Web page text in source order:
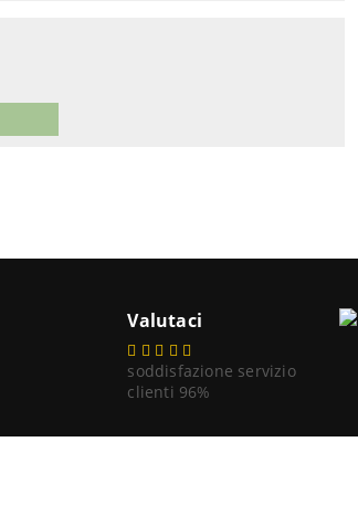
Valutaci
soddisfazione servizio
clienti 96%